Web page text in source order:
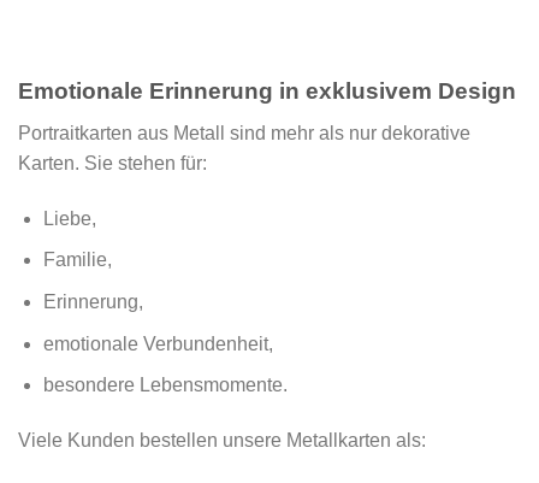
Emotionale Erinnerung in exklusivem Design
Portraitkarten aus Metall sind mehr als nur dekorative
Karten. Sie stehen für:
Liebe,
Familie,
Erinnerung,
emotionale Verbundenheit,
besondere Lebensmomente.
Viele Kunden bestellen unsere Metallkarten als: